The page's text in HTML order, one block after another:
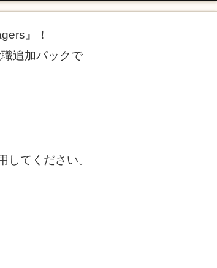
』！
追加パックで
てください。